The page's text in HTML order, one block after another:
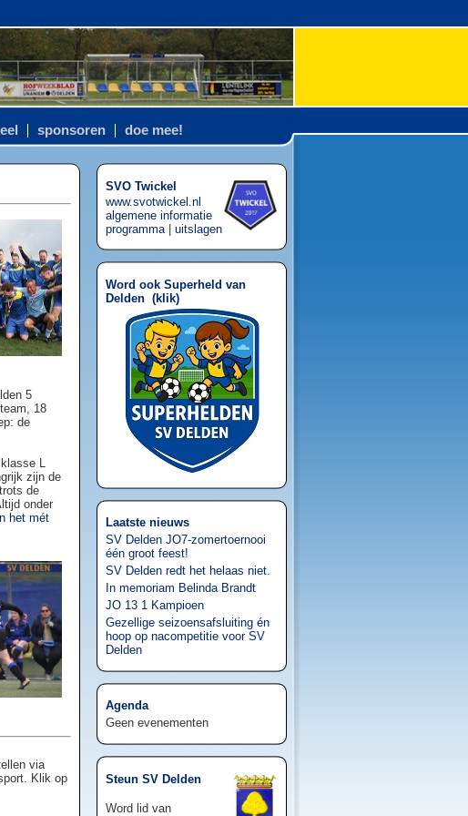
sponsoren doe mee!
5
18
de
L
zijn de
de
onder
het mét
via
Klik op
SVO Twickel
www.svotwickel.nl
algemene informatie
programma| uitslagen
Word ook Superheld van
Delden (klik)
Laatste nieuws
SV Delden JO7-zomertoernooi
één groot feest!
SV Delden redt het helaas niet.
In memoriam Belinda Brandt
JO 13 1 Kampioen
Gezellige seizoensafsluiting én
hoop op nacompetitie voor SV
Delden
Agenda
Geen evenementen
Steun SV Delden
Word lid van